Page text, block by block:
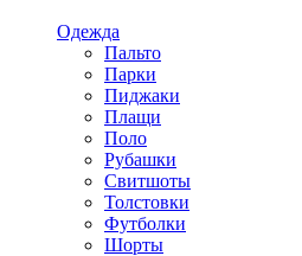
Одежда
Пальто
Парки
Пиджаки
Плащи
Поло
Рубашки
Свитшоты
Толстовки
Футболки
Шорты